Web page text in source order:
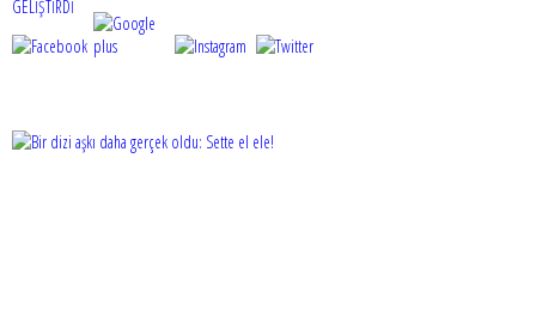
GELİŞTİRDİ